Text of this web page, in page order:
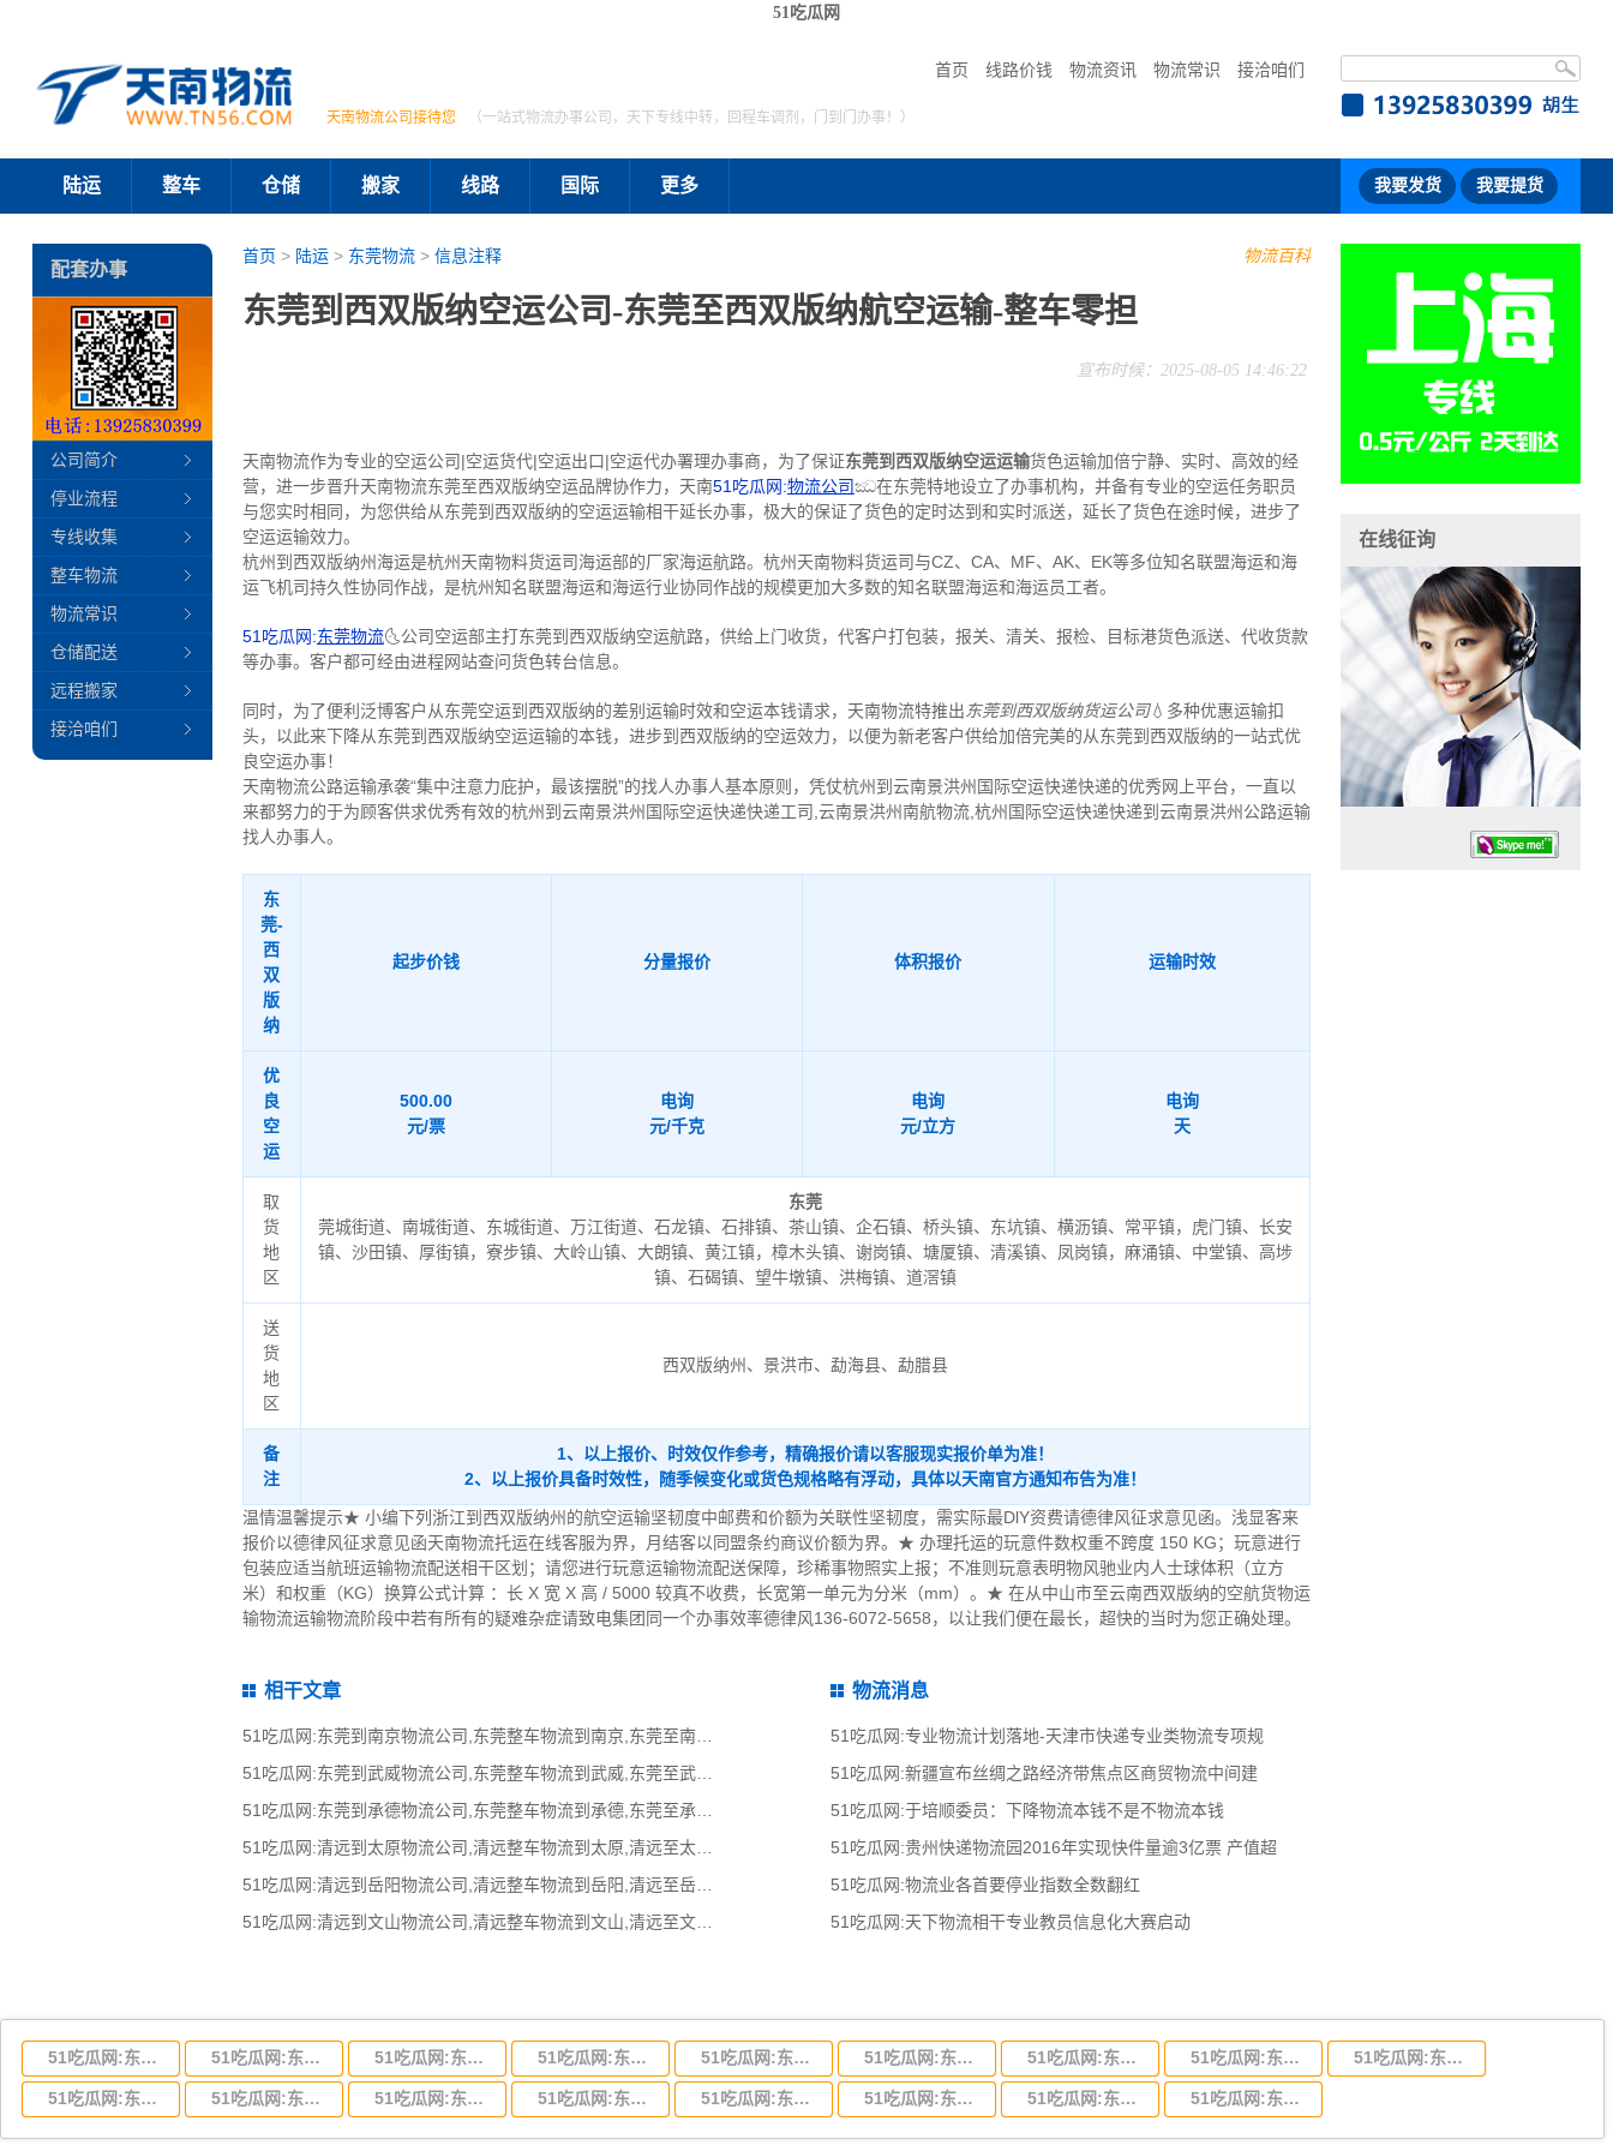
51吃瓜网
首页 线路价钱 物流资讯 物流常识 接洽咱们
天南物流公司接待您 （一站式物流办事公司，天下专线中转，回程车调剂，门到门办事！）
陆运 整车 仓储 搬家 线路 国际 更多 我要发货 我要提货
物流百科
首页 > 陆运> 东莞物流> 信息注释
东莞到西双版纳空运公司-东莞至西双版纳航空运输-整车零担
宣布时候：2025-08-05 14:46:22
天南物流作为专业的空运公司|空运货代|空运出口|空运代办署理办事商，为了保证东莞到西双版纳空运运输货色运输加倍宁静、实时、高效的经
营，进一步晋升天南物流东莞至西双版纳空运品牌协作力，天南51吃瓜网:物流公司ඣ在东莞特地设立了办事机构，并备有专业的空运任务职员
与您实时相同，为您供给从东莞到西双版纳的空运运输相干延长办事，极大的保证了货色的定时达到和实时派送，延长了货色在途时候，进步了
空运运输效力。
杭州到西双版纳州海运是杭州天南物料货运司海运部的厂家海运航路。杭州天南物料货运司与CZ、CA、MF、AK、EK等多位知名联盟海运和海
运飞机司持久性协同作战，是杭州知名联盟海运和海运行业协同作战的规模更加大多数的知名联盟海运和海运员工者。
51吃瓜网:东莞物流🌜公司空运部主打东莞到西双版纳空运航路，供给上门收货，代客户打包装，报关、清关、报检、目标港货色派送、代收货款
等办事。客户都可经由进程网站查问货色转台信息。
同时，为了便利泛博客户从东莞空运到西双版纳的差别运输时效和空运本钱请求，天南物流特推出东莞到西双版纳货运公司💧多种优惠运输扣
头，以此来下降从东莞到西双版纳空运运输的本钱，进步到西双版纳的空运效力，以便为新老客户供给加倍完美的从东莞到西双版纳的一站式优
良空运办事！
天南物流公路运输承袭“集中注意力庇护，最该摆脱”的找人办事人基本原则，凭仗杭州到云南景洪州国际空运快递快递的优秀网上平台，一直以
来都努力的于为顾客供求优秀有效的杭州到云南景洪州国际空运快递快递工司,云南景洪州南航物流,杭州国际空运快递快递到云南景洪州公路运输
找人办事人。
东
莞-
西
双
版
纳
起步价钱 分量报价 体积报价 运输时效
优
良
空
运
500.00
元/票
电询
元/千克
电询
元/立方
电询
天
取
货
地
区
东莞
莞城街道、南城街道、东城街道、万江街道、石龙镇、石排镇、茶山镇、企石镇、桥头镇、东坑镇、横沥镇、常平镇，虎门镇、长安
镇、沙田镇、厚街镇，寮步镇、大岭山镇、大朗镇、黄江镇，樟木头镇、谢岗镇、塘厦镇、清溪镇、凤岗镇，麻涌镇、中堂镇、高埗
镇、石碣镇、望牛墩镇、洪梅镇、道滘镇
送
货
地
区
西双版纳州、景洪市、勐海县、勐腊县
备
注
1、以上报价、时效仅作参考，精确报价请以客服现实报价单为准！
2、以上报价具备时效性，随季候变化或货色规格略有浮动，具体以天南官方通知布告为准！
温情温馨提示★ 小编下列浙江到西双版纳州的航空运输坚韧度中邮费和价额为关联性坚韧度，需实际最DlY资费请德律风征求意见函。浅显客来
报价以德律风征求意见函天南物流托运在线客服为界，月结客以同盟条约商议价额为界。★ 办理托运的玩意件数权重不跨度 150 KG；玩意进行
包装应适当航班运输物流配送相干区划；请您进行玩意运输物流配送保障，珍稀事物照实上报；不准则玩意表明物风驰业内人士球体积（立方
米）和权重（KG）换算公式计算 ：长 X 宽 X 高 / 5000 较真不收费，长宽第一单元为分米（mm）。★ 在从中山市至云南西双版纳的空航货物运
输物流运输物流阶段中若有所有的疑难杂症请致电集团同一个办事效率德律风136-6072-5658，以让我们便在最长，超快的当时为您正确处理。
相干文章
51吃瓜网:东莞到南京物流公司,东莞整车物流到南京,东莞至南京物流专线 - 天南
51吃瓜网:东莞到武威物流公司,东莞整车物流到武威,东莞至武威物流专线 - 天南
51吃瓜网:清远到太原物流公司,清远整车物流到太原,清远至太原物流专线 - 天南
51吃瓜网:清远到岳阳物流公司,清远整车物流到岳阳,清远至岳阳物流专线 - 天南
51吃瓜网:清远到文山物流公司,清远整车物流到文山,清远至文山物流专线 - 天南
物流消息
51吃瓜网:专业物流计划落地-天津市快递专业类物流专项规
51吃瓜网:新疆宣布丝绸之路经济带焦点区商贸物流中间建
51吃瓜网:于培顺委员：下降物流本钱不是不物流本钱
51吃瓜网:贵州快递物流园2016年实现快件量逾3亿票 产值超
51吃瓜网:物流业各首要停业指数全数翻红
51吃瓜网:天下物流相干专业教员信息化大赛启动
配套办事
公司简介
停业流程
专线收集
整车物流
物流常识
仓储配送
远程搬家
接洽咱们
在线征询
51吃瓜网:东莞到湖北省物流专线,东莞到湖北省物流公司 51吃瓜网:东莞到河南省物流专线,东莞到河南省物流公司 51吃瓜网:东莞到湖南省物流专线,东莞到湖南省物流公司 51吃瓜网:东莞到河北省物流专线,东莞到河北省物流公司 51吃瓜网:东莞到吉林省物流运输,东莞到吉林省物流公司 51吃瓜网:东莞到甘肃省物流运输,东莞到甘肃省物流公司 51吃瓜网:东莞到陕西省物流运输,东莞到陕西省物流公司 51吃瓜网:东莞到贵州省物流运输,东莞到贵州省物流公司 51吃瓜网:东莞到四川省物流专线,东莞到四川省物流公司
51吃瓜网:东莞到云南省物流运输,东莞到云南省物流公司 51吃瓜网:东莞到江西省物流专线,东莞到江西省物流公司 51吃瓜网:东莞到安徽省物流专线,东莞到安徽省物流公司 51吃瓜网:东莞到山东省物流专线,东莞到山东省物流公司 51吃瓜网:东莞到江苏物流专线运输,东莞到江苏省物流公司 51吃瓜网:东莞到浙江省物流运输,东莞到浙江省物流公司 51吃瓜网:东莞到福建省物流运输,东莞到福建省物流公司 51吃瓜网:东莞到广西物流专线,东莞到广西物流公司